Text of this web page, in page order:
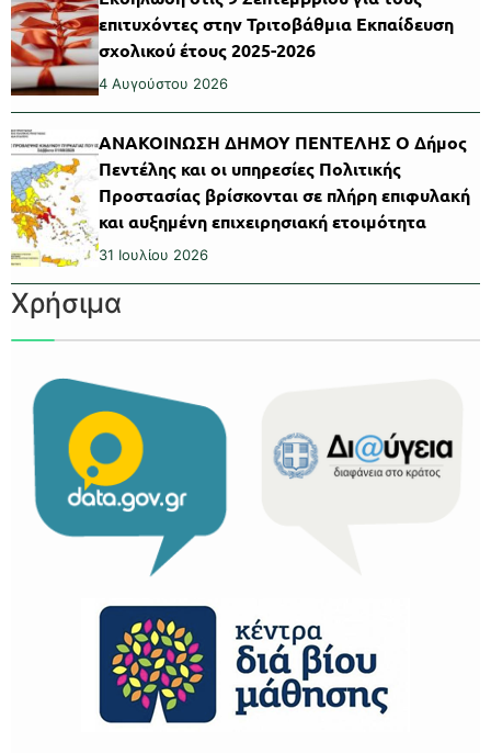
επιτυχόντες στην Τριτοβάθμια Εκπαίδευση
σχολικού έτους 2025-2026
4 Αυγούστου 2026
ΑΝΑΚΟΙΝΩΣΗ ΔΗΜΟΥ ΠΕΝΤΕΛΗΣ Ο Δήμος
Πεντέλης και οι υπηρεσίες Πολιτικής
Προστασίας βρίσκονται σε πλήρη επιφυλακή
και αυξημένη επιχειρησιακή ετοιμότητα
31 Ιουλίου 2026
Χρήσιμα